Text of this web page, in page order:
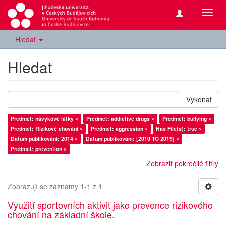
Hledat
Hledat
Vykonat
Předmět: návykové látky × Předmět: addictive drugs ×
Předmět: bullying ×
Předmět: Rizikové chování ×
Předmět: aggression ×
Has File(s): true ×
Datum publikování: 2014 ×
Datum publikování: [2010 TO 2019] ×
Předmět: prevention ×
Zobrazit pokročilé filtry
Zobrazují se záznamy 1-1 z 1
Využití sportovních aktivit jako prevence rizikového
chování na základní škole.